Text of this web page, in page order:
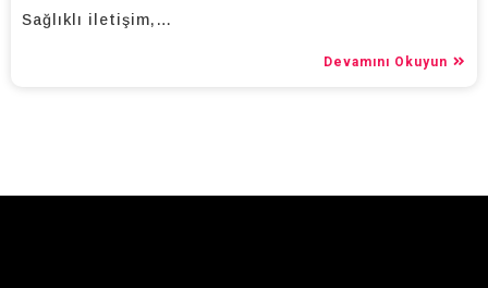
Sağlıklı iletişim,…
Devamını Okuyun